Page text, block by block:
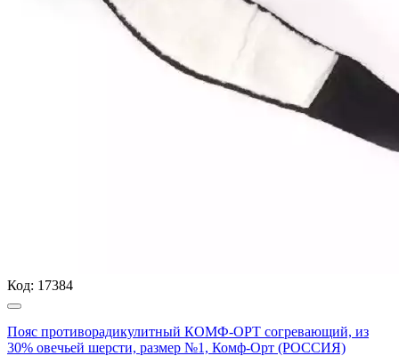
Код: 17384
Пояс противорадикулитный КОМФ-ОРТ согревающий, из
30% овечьей шерсти, размер №1, Комф-Орт (РОССИЯ)